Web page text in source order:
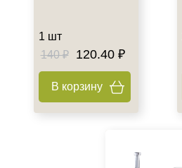
1 шт
140 ₽
120.40 ₽
В корзину +7 (495) 640-
+7 (929) 933-